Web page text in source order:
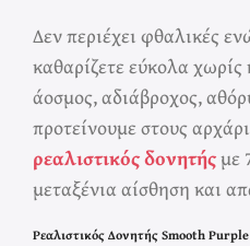
Δεν περιέχει φθαλικές
καθαρίζετε εύκολα χωρίς
άοσμος, αδιάβροχος,
προτείνουμε στους
ρεαλιστικός δονητήςμε
μεταξένια αίσθηση και
Ρεαλιστικός Δονητής Smooth Purple